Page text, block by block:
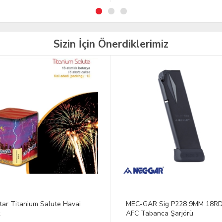
Sizin İçin Önerdiklerimiz
Sig P228 9MM 18RD HT
Şarjörü
37 Atar Red Green Orange
Fişek